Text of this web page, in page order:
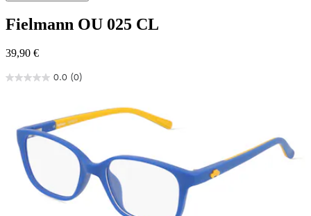
Fielmann OU 025 CL
39,90 €
0.0 (0)
0.0
Sternen.